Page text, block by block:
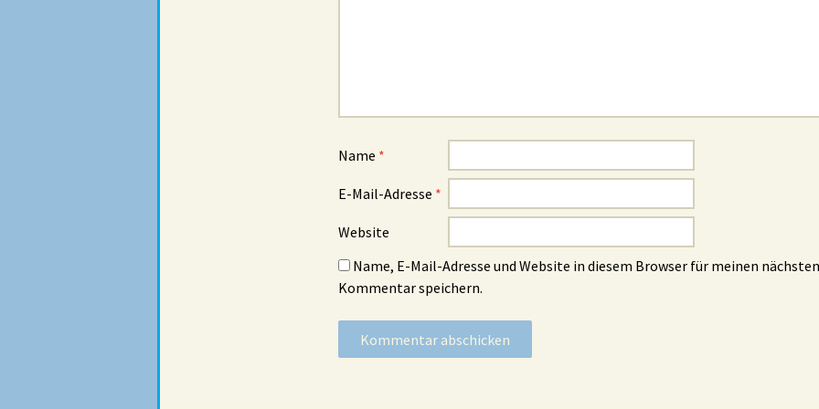
Name *
E-Mail-Adresse *
Website
Name, E-Mail-Adresse und Website in diesem Browser für meinen nächsten
Kommentar speichern.